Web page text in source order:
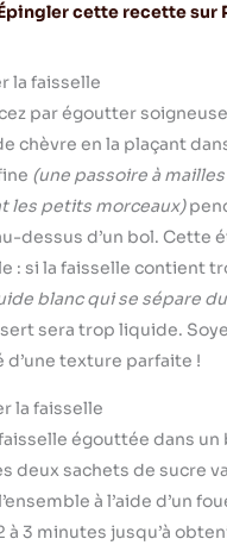
cette recette sur
la faisselle
par égoutter
chèvre en la plaçant
(une passoire à
les petits morceaux)
dessus d’un bol. Cette
: si la faisselle contient
blanc qui se sépare
sera trop liquide.
d’une texture parfaite !
la faisselle
égouttée dans un
deux sachets de sucre
à l’aide d’un
à 3 minutes jusqu’à